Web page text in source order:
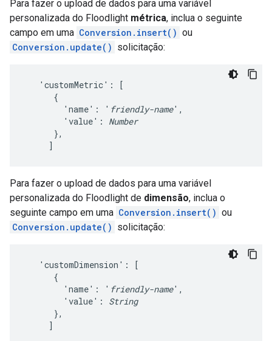
Para fazer o upload de dados para uma variável
personalizada do Floodlight métrica, inclua o seguinte
campo em uma Conversion.insert() ou
Conversion.update() solicitação:
   'customMetric': [
      {
        'name': '
friendly-name',
        'value':
Number
      },
     ]
Para fazer o upload de dados para uma variável
personalizada do Floodlight de dimensão, inclua o
seguinte campo em uma Conversion.insert() ou
Conversion.update() solicitação:
   'customDimension': [
      {
        'name': '
friendly-name',
        'value':
String
      },
     ]